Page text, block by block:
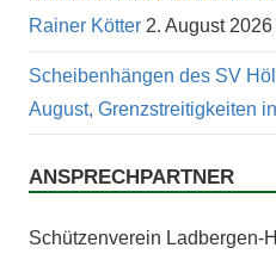
Rainer Kötter 2. August 2026
Scheibenhängen des SV
August, Grenzstreitigkeiten
ANSPRECHPARTNER
Schützen­vere­in Lad­ber­gen-